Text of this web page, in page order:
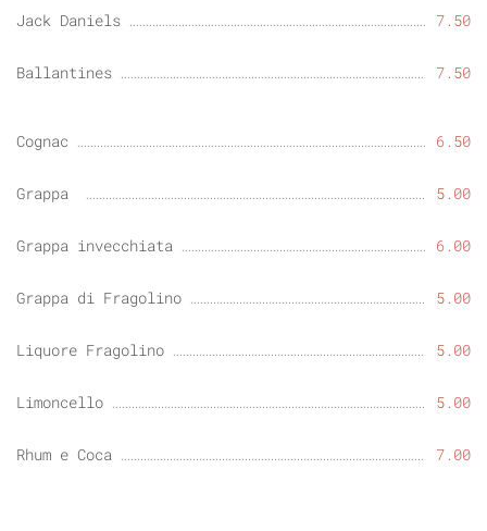
Jack Daniels 7.50
Ballantines 7.50
Cognac 6.50
Grappa 5.00
Grappa invecchiata 6.00
Grappa di Fragolino 5.00
Liquore Fragolino 5.00
Limoncello 5.00
Rhum e Coca 7.00